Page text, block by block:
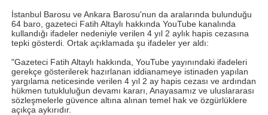
İstanbul Barosu ve Ankara Barosu'nun da aralarında bulunduğu
64 baro, gazeteci Fatih Altaylı hakkında YouTube kanalında
kullandığı ifadeler nedeniyle verilen 4 yıl 2 aylık hapis cezasına
tepki gösterdi. Ortak açıklamada şu ifadeler yer aldı:
"Gazeteci Fatih Altaylı hakkında, YouTube yayınındaki ifadeleri
gerekçe gösterilerek hazırlanan iddianameye istinaden yapılan
yargılama neticesinde verilen 4 yıl 2 ay hapis cezası ve ardından
hükmen tutukluluğun devamı kararı, Anayasamız ve uluslararası
sözleşmelerle güvence altına alınan temel hak ve özgürlüklere
açıkça aykırıdır.